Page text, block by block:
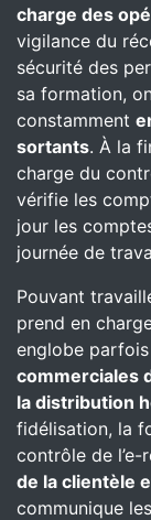
charge des
vigilance du
sécurité des
sa formation,
constamment
sortants. À la
charge du
vérifie les
jour les
journée de
Pouvant
prend en
englobe parfois
commerciales
la distribution
fidélisation, la
contrôle de l’e-
de la clientèle
communique